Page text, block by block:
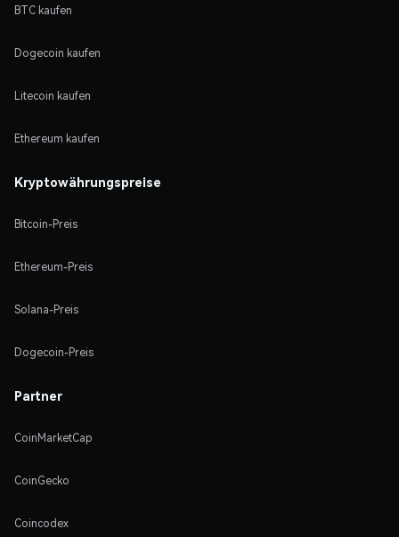
BTC kaufen
Dogecoin kaufen
Litecoin kaufen
Ethereum kaufen
Kryptowährungspreise
Bitcoin-Preis
Ethereum-Preis
Solana-Preis
Dogecoin-Preis
Partner
CoinMarketCap
CoinGecko
Coincodex